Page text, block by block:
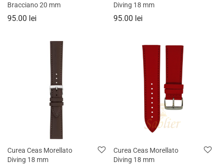
Bracciano 20 mm
95.00 lei
Diving 18 mm
95.00 lei
Curea Ceas Morellato
Diving 18 mm
Curea Ceas Morellato
Diving 18 mm